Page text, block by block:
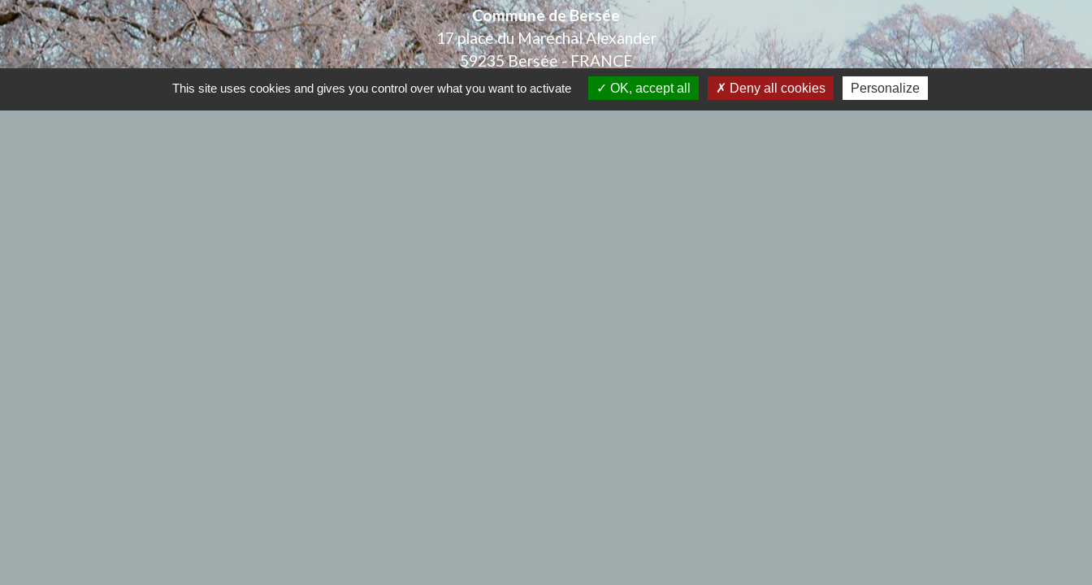
Commune de Bersée
17 place du Maréchal Alexander
59235 Bersée - FRANCE
+33 3 20 59 20 20
Contact par formulaire
This site uses cookies and gives you control over what you want to activate OK, accept all Deny all cookies Personalize